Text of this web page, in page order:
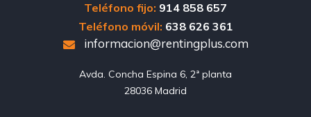
Teléfono fijo: 914 858 657
Teléfono móvil: 638 626 361
informacion@rentingplus.com
Avda. Concha Espina 6, 2ª planta
28036 Madrid